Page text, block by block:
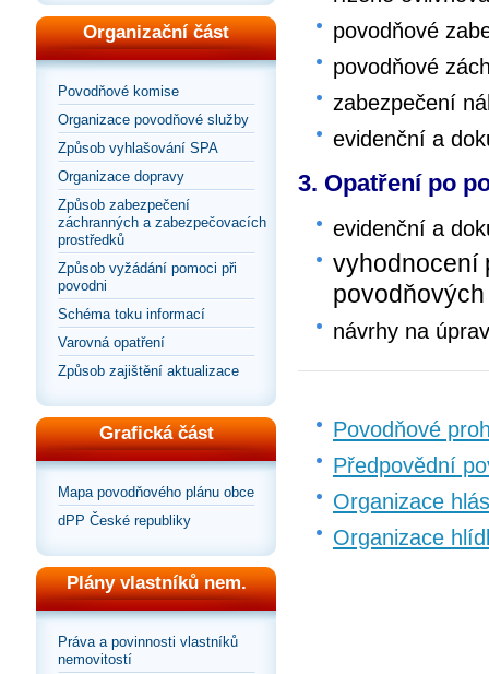
Organizační část
Povodňové komise
Organizace povodňové služby
Způsob vyhlašování SPA
Organizace dopravy
Způsob zabezpečení
záchranných a zabezpečovacích
prostředků
Způsob vyžádání pomoci při
povodni
Schéma toku informací
Varovná opatření
Způsob zajištění aktualizace
Grafická část
Mapa povodňového plánu obce
dPP České republiky
Plány vlastníků nem.
Práva a povinnosti vlastníků
nemovitostí
povodňové
povodňové
zabezpečení
evidenční a
3. Opatření po
evidenční a
vyhodnocení
návrhy na
Povodňové
Předpovědní
Organizace
Organizace